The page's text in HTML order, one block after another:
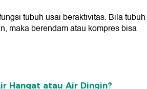
tubuh usai beraktivitas. Bila tubuh
maka berendam atau kompres bisa
Hangat atau Air Dingin?